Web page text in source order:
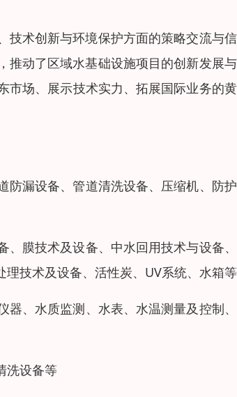
技术创新与环境保护方面的策略交流与
推动了区域水基础设施项目的创新发展
市场、展示技术实力、拓展国际业务的
防漏设备、管道清洗设备、压缩机、防
、膜技术及设备、中水回用技术与设备
技术及设备、活性炭、UV系统、水箱等
器、水质监测、水表、水温测量及控制
洗设备等